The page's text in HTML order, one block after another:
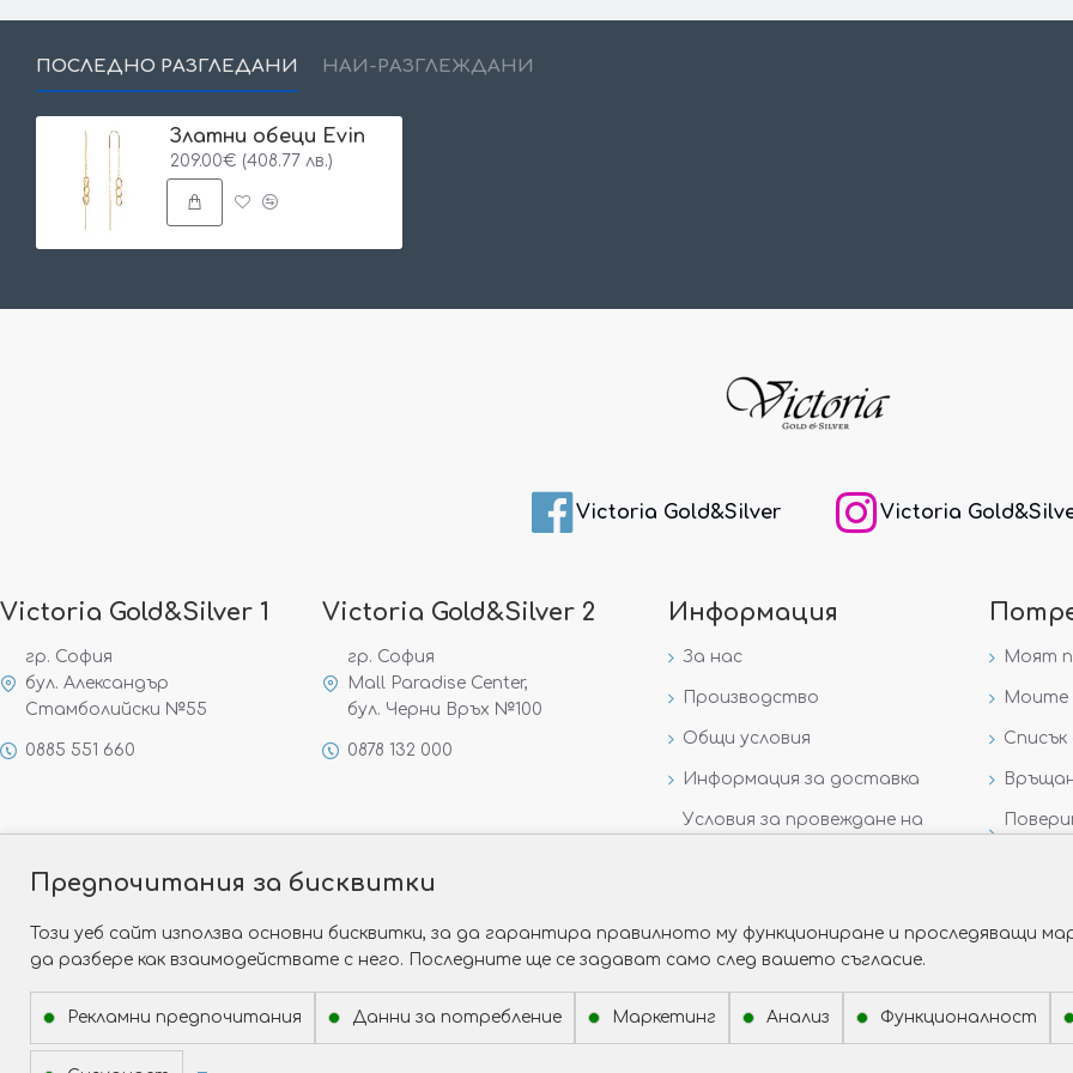
ПОСЛЕДНО РАЗГЛЕДАНИ НАЙ-РАЗГЛЕЖДАНИ
Златни обеци Evin
209.00€ (408.77 лв.)
Victoria Gold&Silver Victoria
Victoria Gold&Silver 1
гр. София
бул. Александър
Стамболийски №55
0885 551 660
Victoria Gold&Silver 2
гр. София
Mall Paradise Center,
бул. Черни Връх №100
0878 132 000
Информация
За нас
Производство
Общи условия
Информация за доставка
Условия за провеждане на
Моят
Моите
Списък
Предпочитания за бисквитки
Този уеб сайт използва основни бисквитки, за да гарантира правилното му функциониране и проследяващи
да разбере как взаимодействате с него. Последните ще се задават само след вашето съгласие.
Рекламни предпочитания Данни за потребление Маркетинг Анализ Функционалност